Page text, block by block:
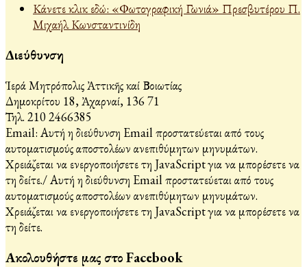
Κάνετε κλικ εδώ: «Φωτογραφική Γωνιά» Πρεσβυτέρου Π.
Μιχαήλ Κωνσταντινίδη
Διεύθυνση
Ἱερά Μητρόπολις Ἀττικῆς καί Βοιωτίας
Δημοκρίτου 18, Ἀχαρναί, 136 71
Τηλ. 210 2466385
Email: Αυτή η διεύθυνση Email προστατεύεται από τους
αυτοματισμούς αποστολέων ανεπιθύμητων μηνυμάτων.
Χρειάζεται να ενεργοποιήσετε τη JavaScript για να μπορέσετε να
τη δείτε./Αυτή η διεύθυνση Email προστατεύεται από τους
αυτοματισμούς αποστολέων ανεπιθύμητων μηνυμάτων.
Χρειάζεται να ενεργοποιήσετε τη JavaScript για να μπορέσετε να
τη δείτε.
Ακολουθήστε μας στο Facebook